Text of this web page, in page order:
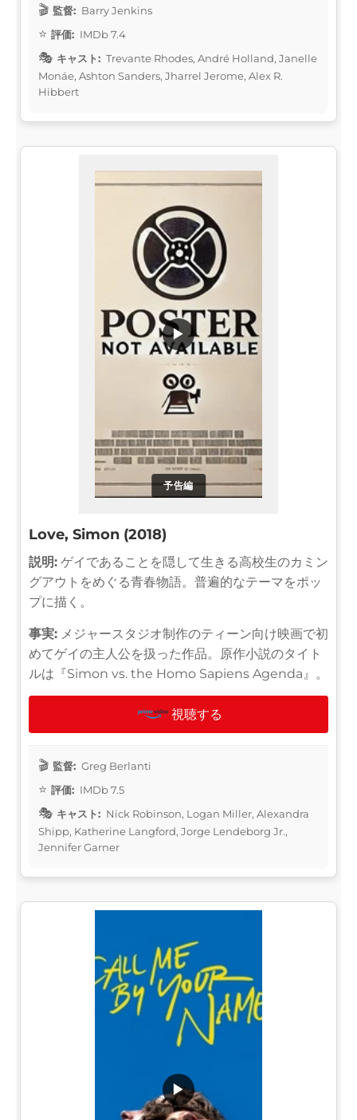
監督: Barry Jenkins
評価: IMDb 7.4
キャスト: Trevante Rhodes, André Holland, Janelle
Monáe, Ashton Sanders, Jharrel Jerome, Alex R.
Hibbert
予告編
▶
Love, Simon (2018)
説明: ゲイであることを隠して生きる高校生のカミン
グアウトをめぐる青春物語。普遍的なテーマをポッ
プに描く。
事実: メジャースタジオ制作のティーン向け映画で初
めてゲイの主人公を扱った作品。原作小説のタイト
ルは『Simon vs. the Homo Sapiens Agenda』。
視聴する
監督: Greg Berlanti
評価: IMDb 7.5
キャスト: Nick Robinson, Logan Miller, Alexandra
Shipp, Katherine Langford, Jorge Lendeborg Jr.,
Jennifer Garner
▶